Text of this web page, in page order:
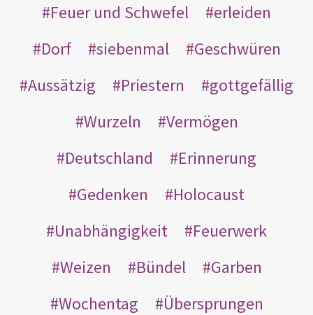
Feuer und Schwefel
erleiden
Dorf
siebenmal
Geschwüren
Aussätzig
Priestern
gottgefällig
Wurzeln
Vermögen
Deutschland
Erinnerung
Gedenken
Holocaust
Unabhängigkeit
Feuerwerk
Weizen
Bündel
Garben
Wochentag
Übersprungen